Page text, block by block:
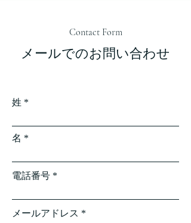
Contact Form
メールでのお問い合わせ
姓
名
電話番号
メールアドレス